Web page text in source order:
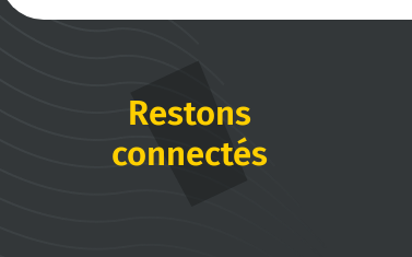
Restons
connectés